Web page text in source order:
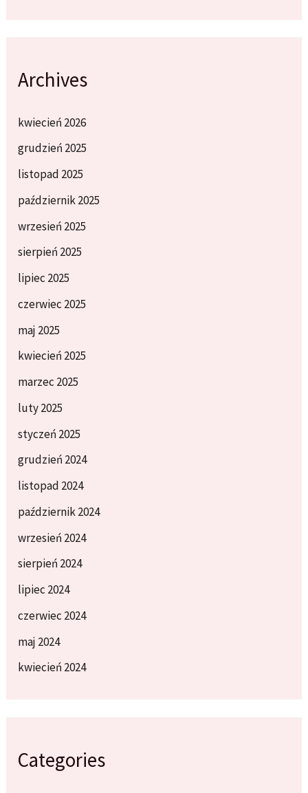
Archives
kwiecień 2026
grudzień 2025
listopad 2025
październik 2025
wrzesień 2025
sierpień 2025
lipiec 2025
czerwiec 2025
maj 2025
kwiecień 2025
marzec 2025
luty 2025
styczeń 2025
grudzień 2024
listopad 2024
październik 2024
wrzesień 2024
sierpień 2024
lipiec 2024
czerwiec 2024
maj 2024
kwiecień 2024
Categories